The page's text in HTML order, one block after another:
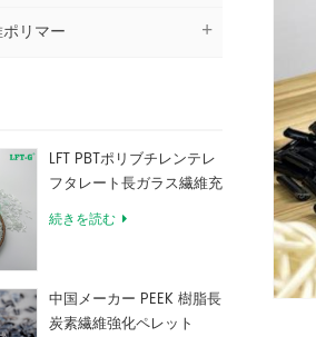
リマー
LFT PBTポリブチレンテレ
フタレート長ガラス繊維充
填複合材料
続きを読む
中国メーカー PEEK 樹脂長
炭素繊維強化ペレット